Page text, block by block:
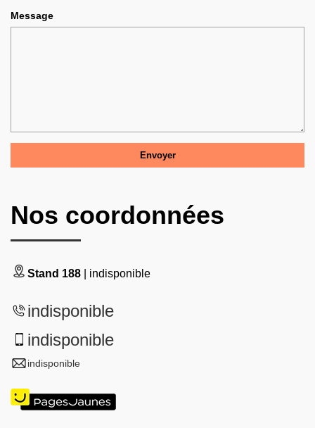
Message
Nos coordonnées
Stand 188 | indisponible
indisponible
indisponible
indisponible